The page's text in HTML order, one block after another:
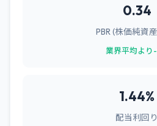
0.34
PBR (株価純資
業界平均より
1.44%
配当利回り